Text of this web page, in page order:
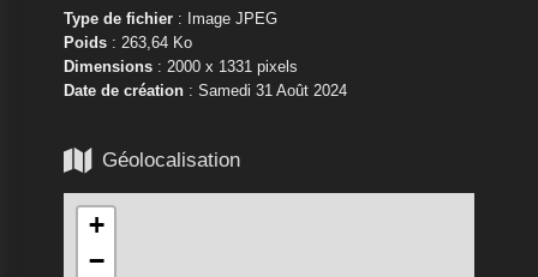
Type de fichier: Image JPEG
Poids: 263,64 Ko
Dimensions: 2000 x 1331 pixels
Date de création: Samedi 31 Août 2024
 Géolocalisation
+
−